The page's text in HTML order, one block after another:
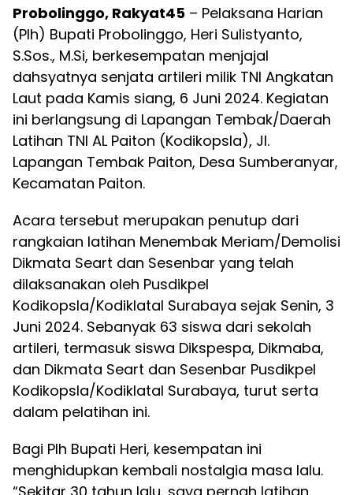
Probolinggo, Rakyat45 – Pelaksana Harian
(Plh) Bupati Probolinggo, Heri Sulistyanto,
S.Sos., M.Si, berkesempatan menjajal
dahsyatnya senjata artileri milik TNI Angkatan
Laut pada Kamis siang, 6 Juni 2024. Kegiatan
ini berlangsung di Lapangan Tembak/Daerah
Latihan TNI AL Paiton (Kodikopsla), Jl.
Lapangan Tembak Paiton, Desa Sumberanyar,
Kecamatan Paiton.
Acara tersebut merupakan penutup dari
rangkaian latihan Menembak Meriam/Demolisi
Dikmata Seart dan Sesenbar yang telah
dilaksanakan oleh Pusdikpel
Kodikopsla/Kodiklatal Surabaya sejak Senin, 3
Juni 2024. Sebanyak 63 siswa dari sekolah
artileri, termasuk siswa Dikspespa, Dikmaba,
dan Dikmata Seart dan Sesenbar Pusdikpel
Kodikopsla/Kodiklatal Surabaya, turut serta
dalam pelatihan ini.
Bagi Plh Bupati Heri, kesempatan ini
menghidupkan kembali nostalgia masa lalu.